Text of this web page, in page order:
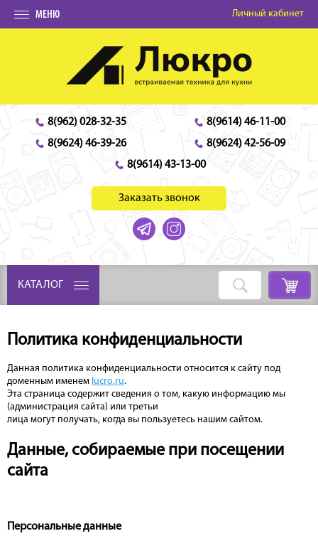
МЕНЮ Личный кабинет
8(962) 028-32-35
8(9614) 46-11-00
8(9624) 46-39-26
8(9624) 42-56-09
8(9614) 43-13-00
Заказать звонок
КАТАЛОГ
Политика конфиденциальности
Данная политика конфиденциальности относится к сайту под
доменным именем lucro.ru.
Эта страница содержит сведения о том, какую информацию мы
(администрация сайта) или третьи
лица могут получать, когда вы пользуетесь нашим сайтом.
Данные, собираемые при посещении
сайта
Персональные данные